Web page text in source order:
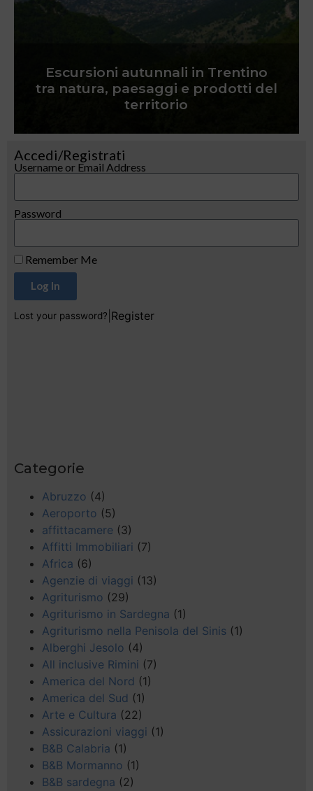
Escursioni autunnali in Trentino
tra natura, paesaggi e prodotti del
territorio
Accedi/Registrati
Username or Email Address
Password
Remember Me
Log In
Lost your password? Register
Categorie
Abruzzo (4)
Aeroporto (5)
affittacamere (3)
Affitti Immobiliari (7)
Africa (6)
Agenzie di viaggi (13)
Agriturismo (29)
Agriturismo in Sardegna (1)
Agriturismo nella Penisola del Sinis (1)
Alberghi Jesolo (4)
All inclusive Rimini (7)
America del Nord (1)
America del Sud (1)
Arte e Cultura (22)
Assicurazioni viaggi (1)
B&B Calabria (1)
B&B Mormanno (1)
B&B sardegna (2)